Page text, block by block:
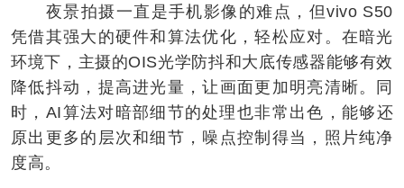
夜景拍摄一直是手机影像的难点，但vivo S50
凭借其强大的硬件和算法优化，轻松应对。在暗光
环境下，主摄的OIS光学防抖和大底传感器能够有效
降低抖动，提高进光量，让画面更加明亮清晰。同
时，AI算法对暗部细节的处理也非常出色，能够还
原出更多的层次和细节，噪点控制得当，照片纯净
度高。